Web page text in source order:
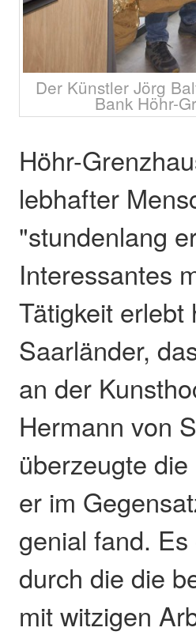
Der Künstler Jörg
Bank Höhr-
Höhr-
lebhafter
"stundenlang
Interessantes
Tätigkeit
Saarländer,
an der
Hermann von
überzeugte
er im
genial fand.
durch die die
mit witzigen